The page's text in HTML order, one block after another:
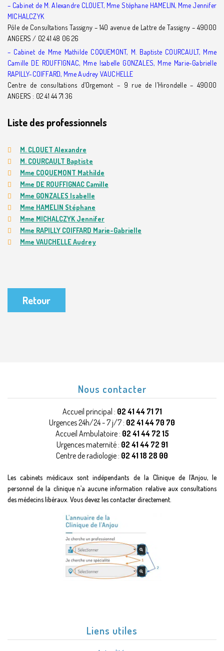
– Cabinet de M. Alexandre CLOUET, Mme Stéphane HAMELIN, Mme Jennifer
MICHALCZYK
Pôle de Consultations Tassigny – 140 avenue de Lattre de Tassigny – 49000
ANGERS / 02 41 48 06 26
– Cabinet de Mme Mathilde COQUEMONT, M. Baptiste COURCAULT, Mme
Camille DE ROUFFIGNAC, Mme Isabelle GONZALES, Mme Marie-Gabrielle
RAPILLY-COIFFARD, Mme Audrey VAUCHELLE
Centre de consultations d’Orgemont – 9 rue de l’Hirondelle – 49000
ANGERS : 02 41 44 71 36
Liste des professionnels
M. CLOUET Alexandre
M. COURCAULT Baptiste
Mme COQUEMONT Mathilde
Mme DE ROUFFIGNAC Camille
Mme GONZALES Isabelle
Mme HAMELIN Stéphane
Mme MICHALCZYK Jennifer
Mme RAPILLY COIFFARD Marie-Gabrielle
Mme VAUCHELLE Audrey
Retour
Nous contacter
Accueil principal : 02 41 44 71 71
Urgences 24h/24 - 7 j/7 : 02 41 44 70 70
Accueil Ambulatoire : 02 41 44 72 15
Urgences maternité : 02 41 44 72 91
Centre de radiologie : 02 41 18 28 00
Les cabinets médicaux sont indépendants de la Clinique de l’Anjou, le
personnel de la clinique n’a aucune information relative aux consultations
des médecins libéraux. Vous devez les contacter directement.
Liens utiles